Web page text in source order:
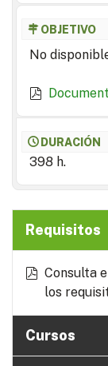
OBJETIVO
No
DURACIÓN
398 h.
Requisitos
Consulta
los
Cursos